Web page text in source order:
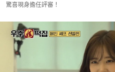
驚喜現身擔任評審！